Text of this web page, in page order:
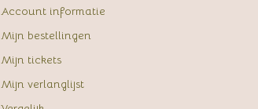
Account informatie
Mijn bestellingen
Mijn tickets
Mijn verlanglijst